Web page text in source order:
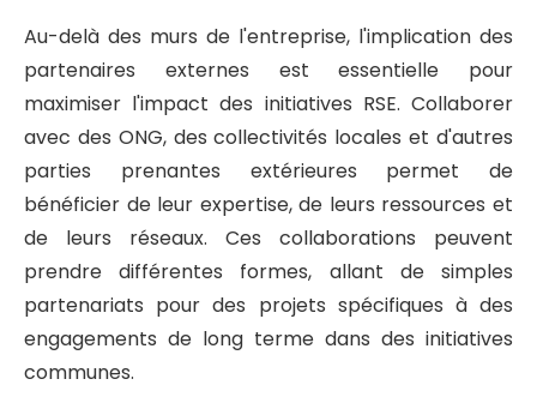
Au-delà des murs de l'entreprise, l'implication des
partenaires externes est essentielle pour
maximiser l'impact des initiatives RSE. Collaborer
avec des ONG, des collectivités locales et d'autres
parties prenantes extérieures permet de
bénéficier de leur expertise, de leurs ressources et
de leurs réseaux. Ces collaborations peuvent
prendre différentes formes, allant de simples
partenariats pour des projets spécifiques à des
engagements de long terme dans des initiatives
communes.